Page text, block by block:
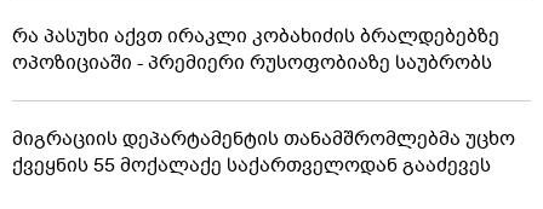
რა პასუხი აქვთ ირაკლი კობახიძის ბრალდებებზე
ოპოზიციაში - პრემიერი რუსოფობიაზე საუბრობს
მიგრაციის დეპარტამენტის თანამშრომლებმა უცხო
ქვეყნის 55 მოქალაქე საქართველოდან გააძევეს